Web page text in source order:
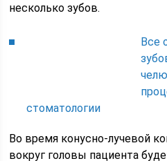
несколько зубов.
Все
стоматологии
Во время конусно-лучевой
вокруг головы пациента